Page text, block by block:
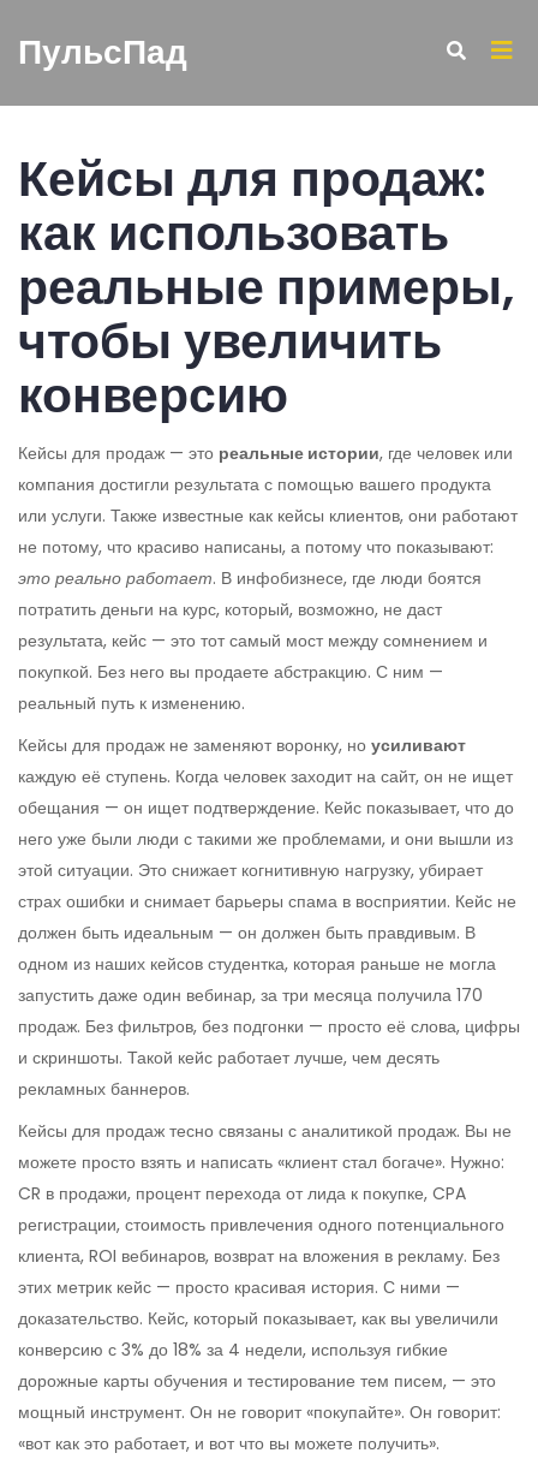
ПульсПад
Кейсы для продаж:
как использовать
реальные примеры,
чтобы увеличить
конверсию
Кейсы для продаж — это реальные истории, где человек или
компания достигли результата с помощью вашего продукта
или услуги. Также известные как кейсы клиентов, они работают
не потому, что красиво написаны, а потому что показывают:
это реально работает. В инфобизнесе, где люди боятся
потратить деньги на курс, который, возможно, не даст
результата, кейс — это тот самый мост между сомнением и
покупкой. Без него вы продаете абстракцию. С ним —
реальный путь к изменению.
Кейсы для продаж не заменяют воронку, но усиливают
каждую её ступень. Когда человек заходит на сайт, он не ищет
обещания — он ищет подтверждение. Кейс показывает, что до
него уже были люди с такими же проблемами, и они вышли из
этой ситуации. Это снижает когнитивную нагрузку, убирает
страх ошибки и снимает барьеры спама в восприятии. Кейс не
должен быть идеальным — он должен быть правдивым. В
одном из наших кейсов студентка, которая раньше не могла
запустить даже один вебинар, за три месяца получила 170
продаж. Без фильтров, без подгонки — просто её слова, цифры
и скриншоты. Такой кейс работает лучше, чем десять
рекламных баннеров.
Кейсы для продаж тесно связаны с аналитикой продаж. Вы не
можете просто взять и написать «клиент стал богаче». Нужно:
CR в продажи, процент перехода от лида к покупке, CPA
регистрации, стоимость привлечения одного потенциального
клиента, ROI вебинаров, возврат на вложения в рекламу. Без
этих метрик кейс — просто красивая история. С ними —
доказательство. Кейс, который показывает, как вы увеличили
конверсию с 3% до 18% за 4 недели, используя гибкие
дорожные карты обучения и тестирование тем писем, — это
мощный инструмент. Он не говорит «покупайте». Он говорит:
«вот как это работает, и вот что вы можете получить».